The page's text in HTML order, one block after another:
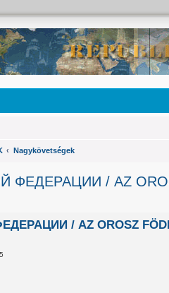
Nagykövetségek
/ AZ
/ AZ OROSZ